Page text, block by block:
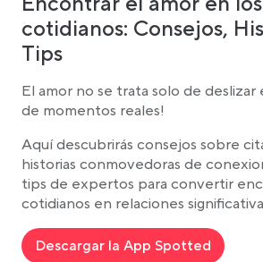
cotidianos: Consejos,
Tips
El amor no se trata solo de
de momentos reales!
Aquí descubrirás consejos sobre
historias conmovedoras de
tips de expertos para convertir
cotidianos en relaciones
Descargar la App Spotted